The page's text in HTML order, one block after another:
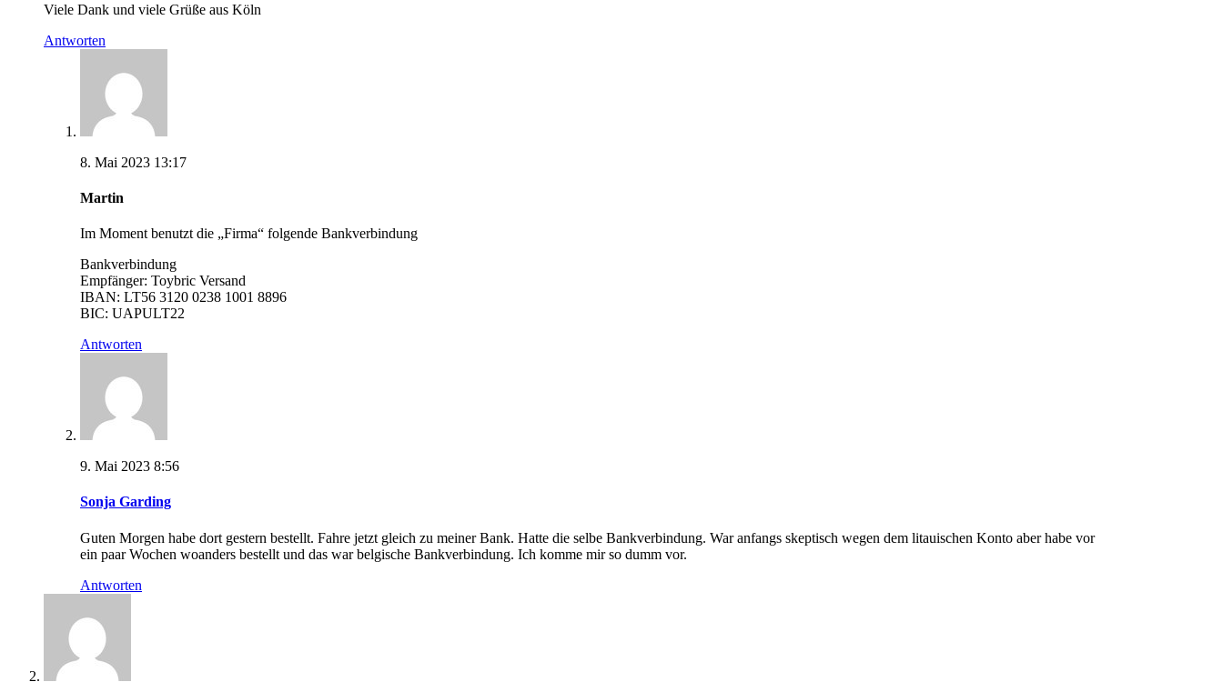
Viele Dank und viele Grüße aus Köln
Antworten
8. Mai 2023 13:17
Martin
Im Moment benutzt die „Firma“ folgende Bankverbindung
Bankverbindung
Empfänger: Toybric Versand
IBAN: LT56 3120 0238 1001 8896
BIC: UAPULT22
Antworten
9. Mai 2023 8:56
Sonja Garding
Guten Morgen habe dort gestern bestellt. Fahre jetzt gleich zu meiner Bank. Hatte die selbe Bankverbindung. War anfangs skeptisch wegen dem litauischen Konto aber habe vor
ein paar Wochen woanders bestellt und das war belgische Bankverbindung. Ich komme mir so dumm vor.
Antworten